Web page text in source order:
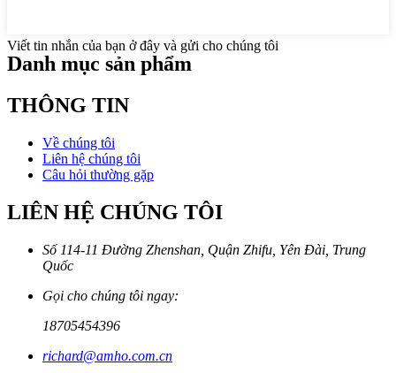
Viết tin nhắn của bạn ở đây và gửi cho chúng tôi
Danh mục sản phẩm
THÔNG TIN
Về chúng tôi
Liên hệ chúng tôi
Câu hỏi thường gặp
LIÊN HỆ CHÚNG TÔI
Số 114-11 Đường Zhenshan, Quận Zhifu, Yên Đài, Trung
Quốc
Gọi cho chúng tôi ngay:
18705454396
richard@amho.com.cn